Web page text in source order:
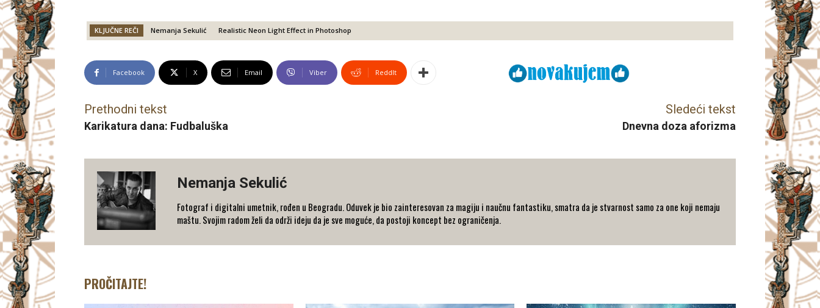
KLJUČNE REČI Nemanja Sekulić Realistic Neon Light Effect in Photoshop
Facebook X Email Viber ReddIt
Prethodni tekst
Karikatura dana: Fudbaluška
Sledeći tekst
Dnevna doza aforizma
Nemanja Sekulić
Fotograf i digitalni umetnik, rođen u Beogradu. Oduvek je bio zainteresovan za magiju i naučnu fantastiku, smatra da je stvarnost samo za one koji nemaju
maštu. Svojim radom želi da održi ideju da je sve moguće, da postoji koncept bez ograničenja.
PROČITAJTE!